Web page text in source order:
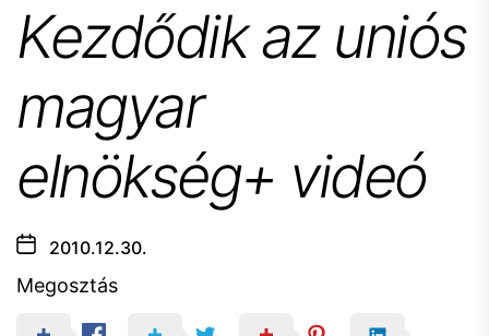
Kezdődik az uniós
magyar
elnökség+ videó
2010.12.30.
Megosztás